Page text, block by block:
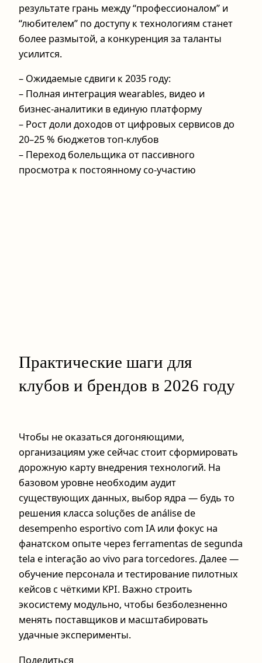
результате грань между “профессионалом” и
“любителем” по доступу к технологиям станет
более размытой, а конкуренция за таланты
усилится.
– Ожидаемые сдвиги к 2035 году:
– Полная интеграция wearables, видео и
бизнес‑аналитики в единую платформу
– Рост доли доходов от цифровых сервисов до
20–25 % бюджетов топ‑клубов
– Переход болельщика от пассивного
просмотра к постоянному со‑участию
Практические шаги для
клубов и брендов в 2026 году
Чтобы не оказаться догоняющими,
организациям уже сейчас стоит сформировать
дорожную карту внедрения технологий. На
базовом уровне необходим аудит
существующих данных, выбор ядра — будь то
решения класса soluções de análise de
desempenho esportivo com IA или фокус на
фанатском опыте через ferramentas de segunda
tela e interação ao vivo para torcedores. Далее —
обучение персонала и тестирование пилотных
кейсов с чёткими KPI. Важно строить
экосистему модульно, чтобы безболезненно
менять поставщиков и масштабировать
удачные эксперименты.
Поделиться